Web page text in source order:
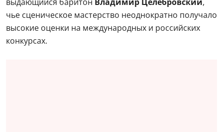
чье сценическое мастерство неоднократно получало
высокие оценки на международных и российских
конкурсах.